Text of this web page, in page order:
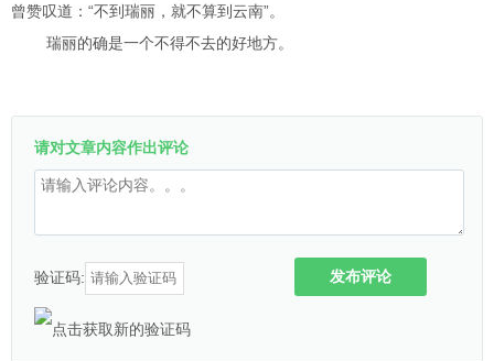
曾赞叹道：“不到瑞丽，就不算到云南”。
瑞丽的确是一个不得不去的好地方。
请对文章内容作出评论
验证码: 发布评论